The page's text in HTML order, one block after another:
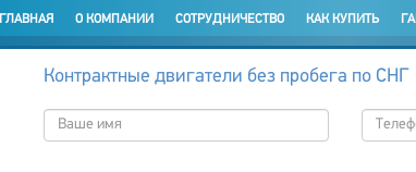
ГЛАВНАЯ О КОМПАНИИ СОТРУДНИЧЕСТВО КАК КУПИТЬ
Контрактные двигатели без пробега по СНГ